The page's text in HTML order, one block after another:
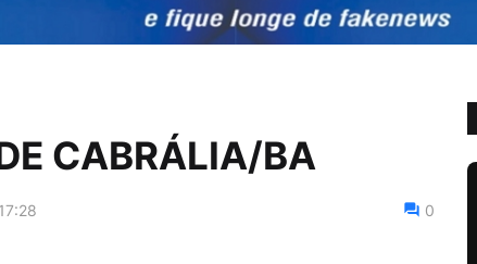
CABRÁLIA/BA
17:28 0